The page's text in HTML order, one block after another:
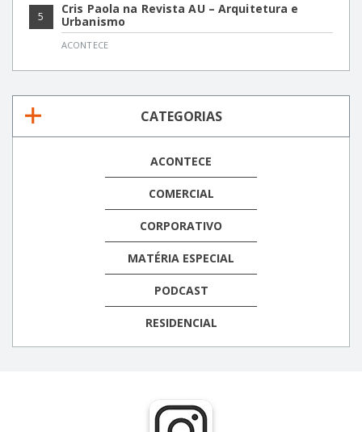
5
Cris Paola na Revista AU – Arquitetura e
Urbanismo
ACONTECE
CATEGORIAS
ACONTECE
COMERCIAL
CORPORATIVO
MATÉRIA ESPECIAL
PODCAST
RESIDENCIAL